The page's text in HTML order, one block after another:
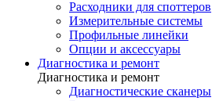
Расходники для споттеров
Измерительные системы
Профильные линейки
Опции и аксессуары
Диагностика и ремонт
Диагностика и ремонт
Диагностические сканеры